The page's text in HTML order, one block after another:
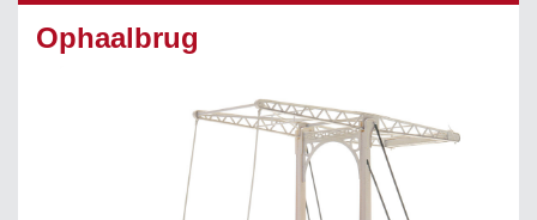
Ophaalbrug